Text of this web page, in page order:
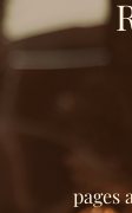
pages